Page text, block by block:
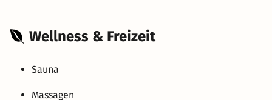
Wellness & Freizeit
Sauna
Massagen